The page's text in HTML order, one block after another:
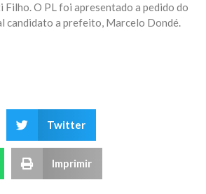
Filho. O PL foi apresentado a pedido do
candidato a prefeito, Marcelo Dondé.
Twitter
Imprimir